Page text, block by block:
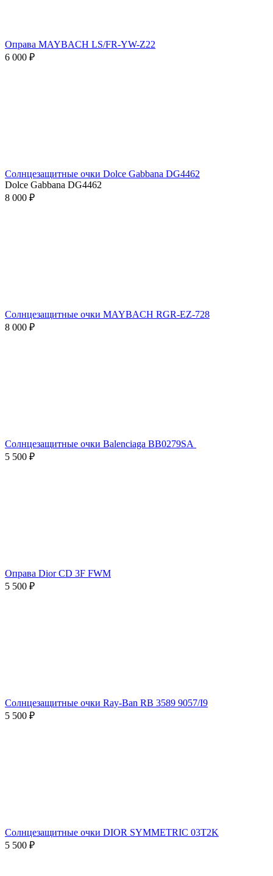
Оправа MAYBACH LS/FR-YW-Z22
6 000 ₽
Солнцезащитные очки Dolce Gabbana DG4462
Dolce Gabbana DG4462
8 000 ₽
Солнцезащитные очки MAYBACH RGR-EZ-728
8 000 ₽
Солнцезащитные очки Balenciaga BB0279SA
5 500 ₽
Оправа Dior CD 3F FWM
5 500 ₽
Солнцезащитные очки Ray-Ban RB 3589 9057/I9
5 500 ₽
Солнцезащитные очки DIOR SYMMETRIC 03T2K
5 500 ₽